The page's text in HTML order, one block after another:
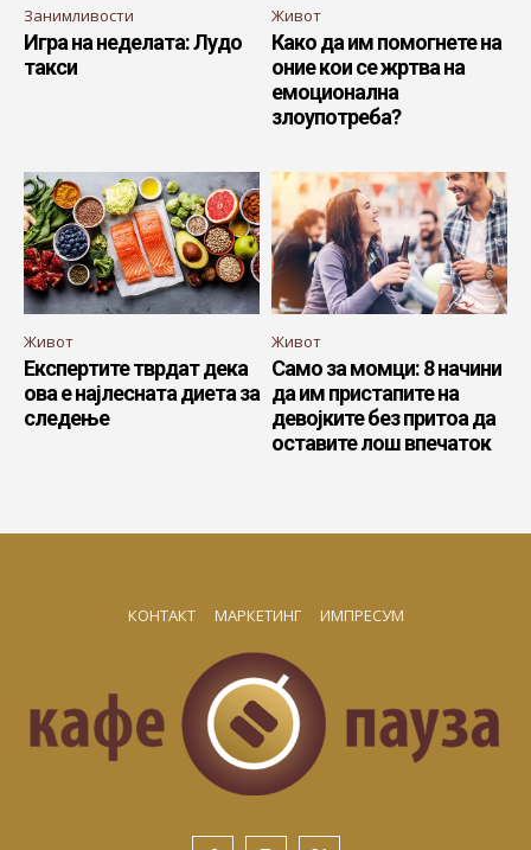
Занимливости
Игра на неделата: Лудо
такси
Живот
Како да им помогнете на
оние кои се жртва на
емоционална
злоупотреба?
Живот
Експертите тврдат дека
ова е најлесната диета за
следење
Живот
Само за момци: 8 начини
да им пристапите на
девојките без притоа да
оставите лош впечаток
КОНТАКТ МАРКЕТИНГ ИМПРЕСУМ